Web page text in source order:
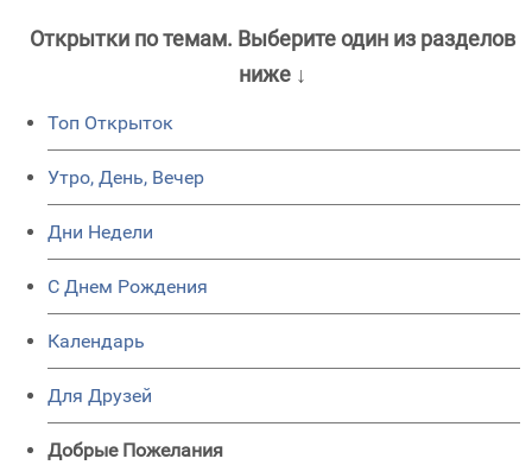
Открытки по темам. Выберите один из разделов
ниже ↓
Топ Открыток
Утро, День, Вечер
Дни Недели
C Днем Рождения
Календарь
Для Друзей
Добрые Пожелания